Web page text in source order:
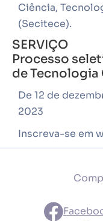
Ciência,
(Secitece).
SERVIÇO
Processo
de Tecnologia
De 12 de
2023
Inscreva-se em